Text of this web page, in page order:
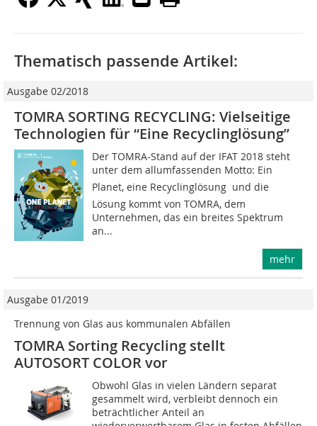
Thematisch passende Artikel:
Ausgabe 02/2018
TOMRA SORTING RECYCLING: Vielseitige
Technologien für “Eine Recyclinglösung”
Der TOMRA-Stand auf der IFAT 2018 steht
unter dem allumfassenden Motto: Ein
Planet, eine Recyclinglösung  und die
Lösung kommt von TOMRA, dem
Unternehmen, das ein breites Spektrum
an...
mehr
Ausgabe 01/2019
Trennung von Glas aus kommunalen Abfällen
TOMRA Sorting Recycling stellt
AUTOSORT COLOR vor
Obwohl Glas in vielen Ländern separat
gesammelt wird, verbleibt dennoch ein
beträchtlicher Anteil an